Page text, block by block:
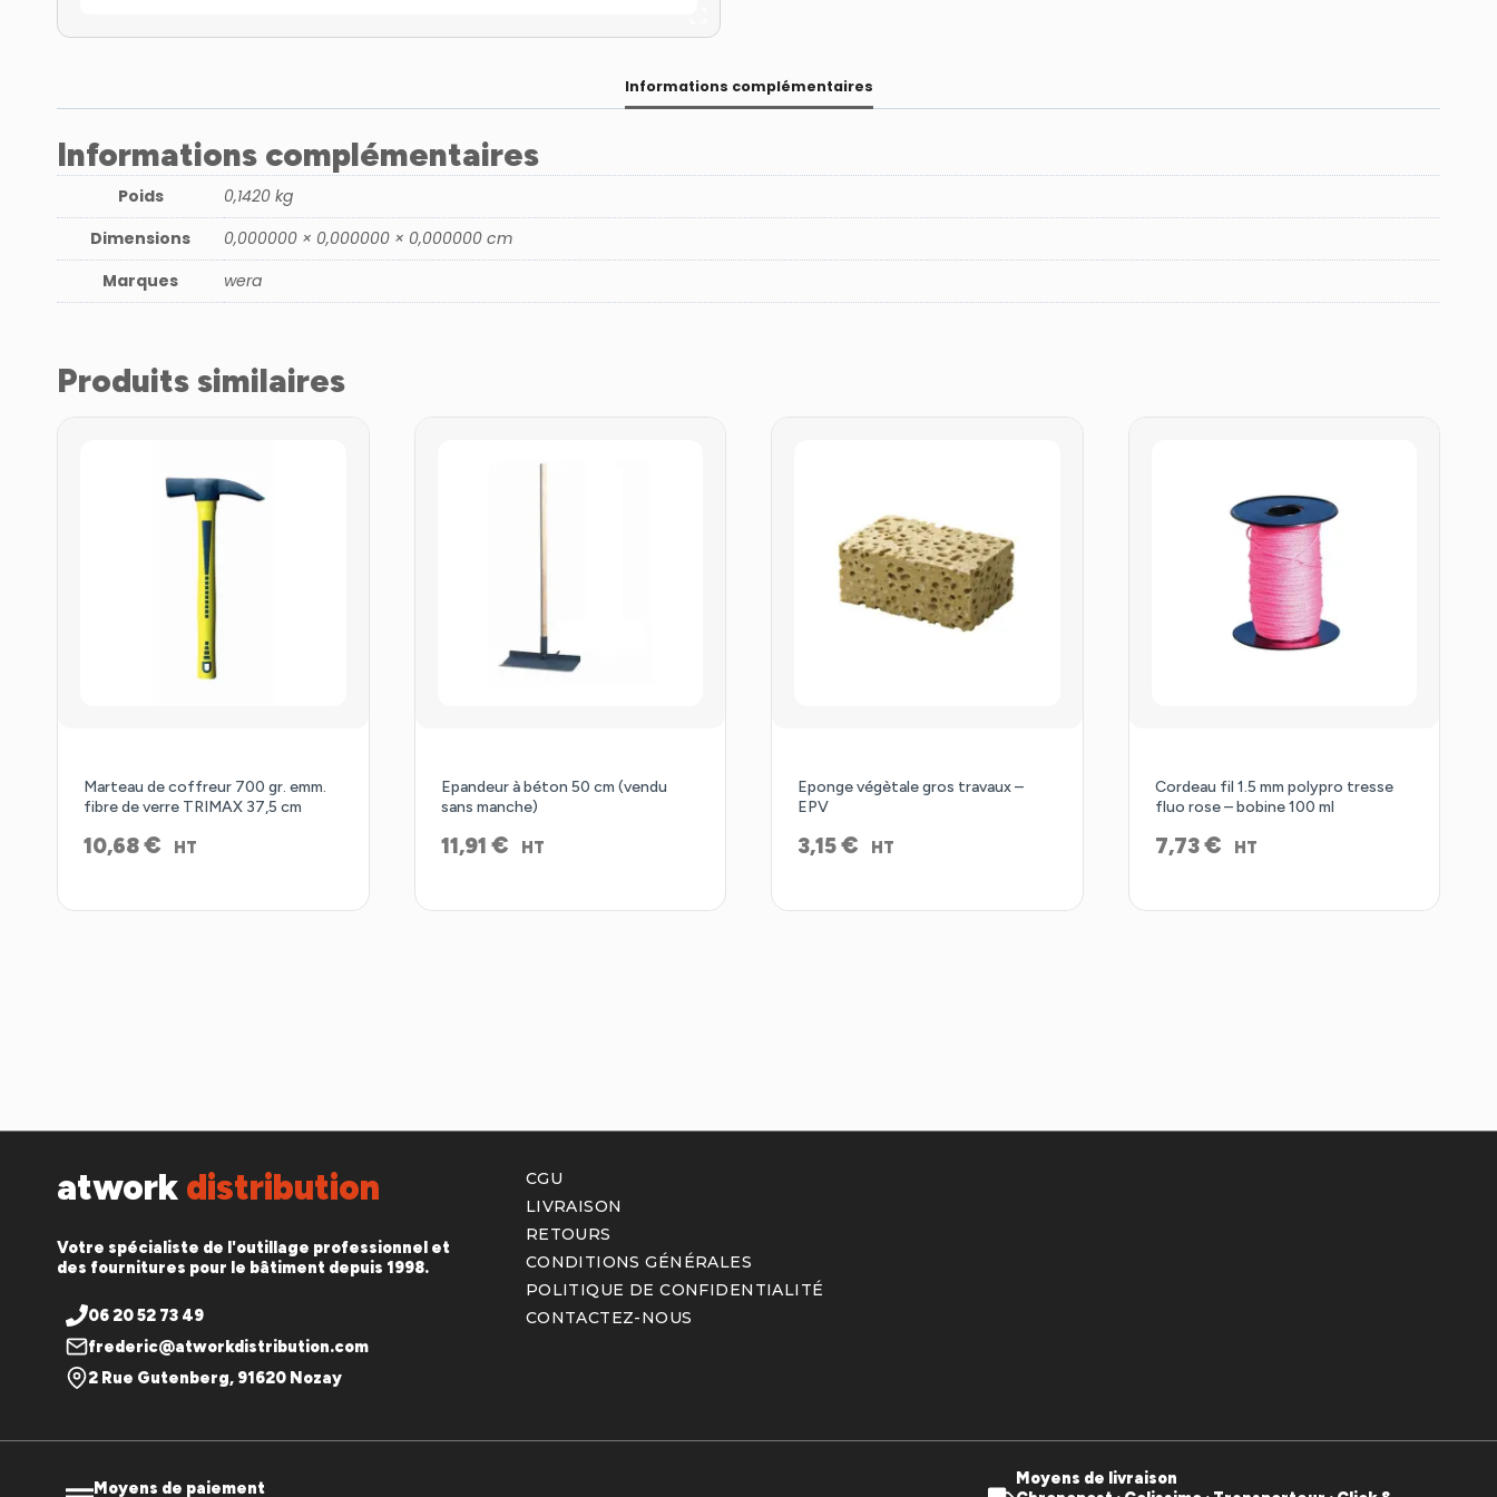
Informations complémentaires
Informations complémentaires
Poids
0,1420 kg
Dimensions
0,000000 × 0,000000 × 0,000000 cm
Marques
wera
Produits similaires
Marteau de coffreur 700 gr. emm.
fibre de verre TRIMAX 37,5 cm
10,68€ HT
Epandeur à béton 50 cm (vendu
sans manche)
11,91 € HT
Eponge végètale gros travaux –
EPV
3,15€ HT
Cordeau fil 1.5 mm polypro tresse
fluo rose – bobine 100 ml
7,73€ HT
atwork distribution
Votre spécialiste de l'outillage professionnel et
des fournitures pour le bâtiment depuis 1998.
06 20 52 73 49
frederic@atworkdistribution.com
2 Rue Gutenberg, 91620 Nozay
CGU
LIVRAISON
RETOURS
CONDITIONS GÉNÉRALES
POLITIQUE DE CONFIDENTIALITÉ
CONTACTEZ-NOUS
Moyens de paiement
Moyens de livraison